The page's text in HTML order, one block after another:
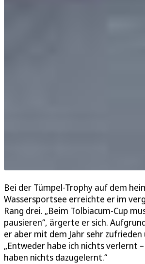
Bei der Tümpel-Trophy auf dem
Wassersportsee erreichte er im
Rang drei. „Beim Tolbiacum-Cup
pausieren“, ärgerte er sich.
er aber mit dem Jahr sehr zufrieden
„Entweder habe ich nichts verlernt
haben nichts dazugelernt.“